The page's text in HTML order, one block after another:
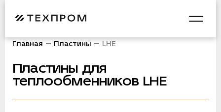
Главная Пластины LHE
Пластиныдля
теплообменников LHE